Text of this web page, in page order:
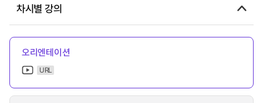
차시별 강의
오리엔테이션
URL